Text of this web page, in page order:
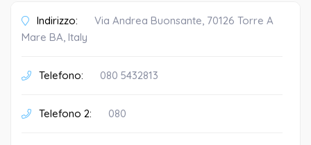
Indirizzo:
Via Andrea Buonsante, 70126 Torre A
Mare BA, Italy
Telefono: 080 5432813
Telefono 2: 080